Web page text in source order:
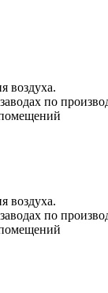
воздуха.
по
воздуха.
по